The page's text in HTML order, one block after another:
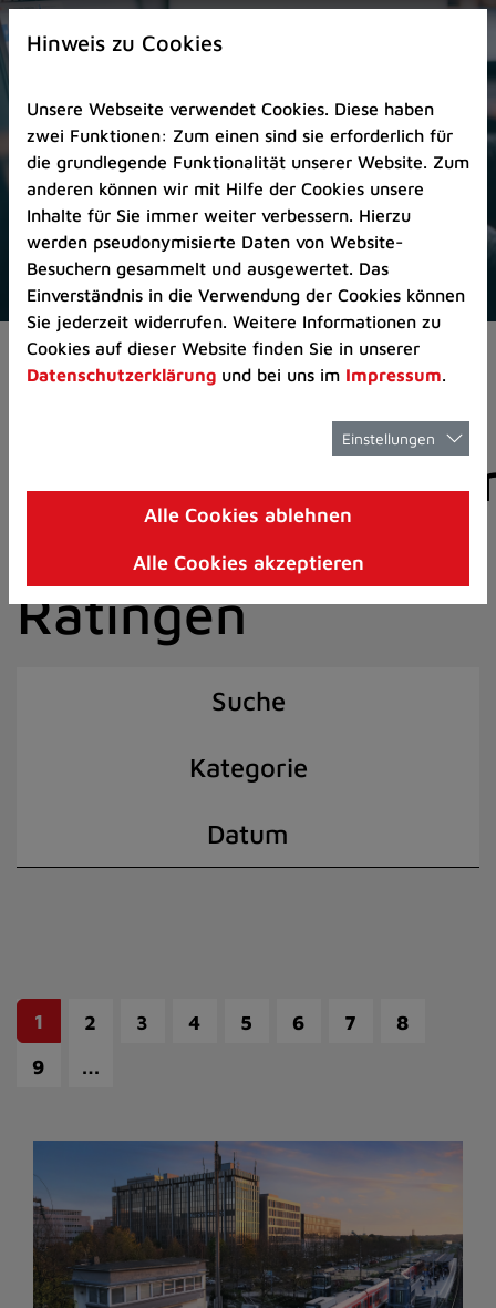
Zur
Startseite
Zum
Seitenanfang
springen
(Schnelltaste
A)
Zur
Navigation/Menü
springen
(Schnelltaste
M)
Zur
8)
I)
Aktuelles Pressemitteilungen
der Stadt
Ratingen
Suche
Kategorie
Datum
1 2 3 4 5 6 7
8
9
…
Hinweis zu Cookies
Unsere Webseite verwendet Cookies. Diese haben
zwei Funktionen: Zum einen sind sie erforderlich für
die grundlegende Funktionalität unserer Website. Zum
anderen können wir mit Hilfe der Cookies unsere
Inhalte für Sie immer weiter verbessern. Hierzu
werden pseudonymisierte Daten von Website-
Besuchern gesammelt und ausgewertet. Das
Einverständnis in die Verwendung der Cookies können
Sie jederzeit widerrufen. Weitere Informationen zu
Cookies auf dieser Website finden Sie in unserer
Datenschutzerklärung und bei uns im Impressum.
Einstellungen
Alle Cookies ablehnen
Alle Cookies akzeptieren